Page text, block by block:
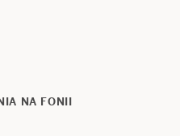
NA FONII